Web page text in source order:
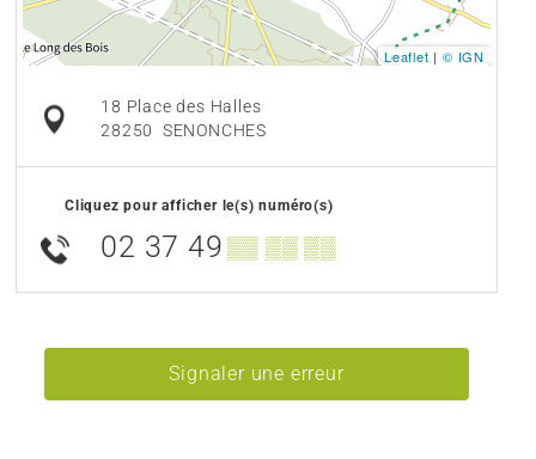
Leaflet | © IGN
18 Place des Halles
28250 SENONCHES
Cliquez pour afficher le(s) numéro(s)
02 37 49 ▒▒ ▒▒ ▒▒
Signaler une erreur